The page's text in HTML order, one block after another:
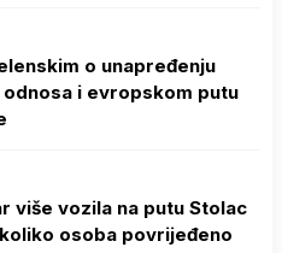
o unapređenju
i evropskom putu
više vozila na putu Stolac
osoba povrijeđeno